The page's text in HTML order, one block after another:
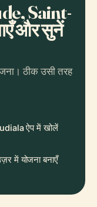
Saint-
और सुनें
ठीक उसी तरह
ऐप में खोलें
में योजना बनाएँ